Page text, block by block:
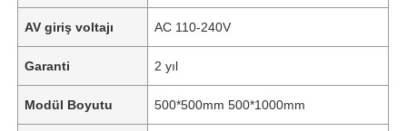
AV giriş voltajı AC 110-240V
Garanti 2 yıl
Modül Boyutu 500*500mm 500*1000mm